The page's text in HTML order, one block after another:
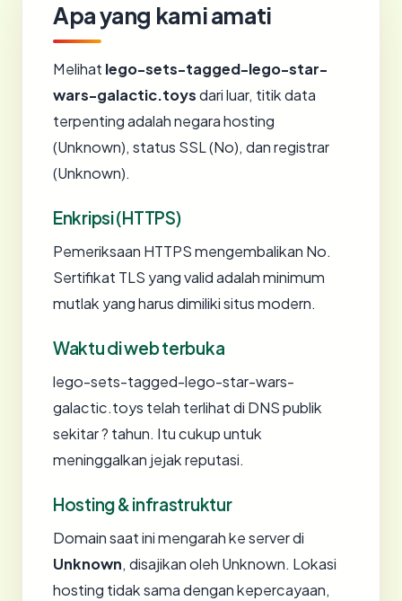
Apa yang kami amati
Melihat lego-sets-tagged-lego-star-
wars-galactic.toysdari luar, titik data
terpenting adalah negara hosting
(Unknown), status SSL (No), dan registrar
(Unknown).
Enkripsi (HTTPS)
Pemeriksaan HTTPS mengembalikan No.
Sertifikat TLS yang valid adalah minimum
mutlak yang harus dimiliki situs modern.
Waktu di web terbuka
lego-sets-tagged-lego-star-wars-
galactic.toys telah terlihat di DNS publik
sekitar ? tahun. Itu cukup untuk
meninggalkan jejak reputasi.
Hosting & infrastruktur
Domain saat ini mengarah ke server di
Unknown, disajikan oleh Unknown. Lokasi
hosting tidak sama dengan kepercayaan,